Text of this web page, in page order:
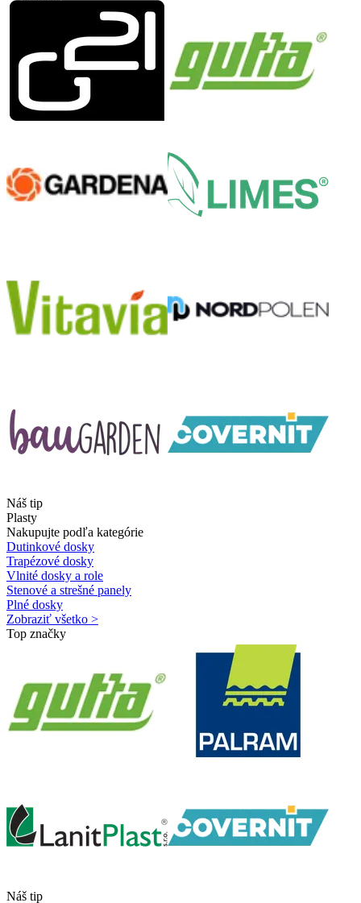
Náš tip
Plasty
Nakupujte podľa kategórie
Dutinkové dosky
Trapézové dosky
Vlnité dosky a role
Stenové a strešné panely
Plné dosky
Zobraziť všetko >
Top značky
Náš tip